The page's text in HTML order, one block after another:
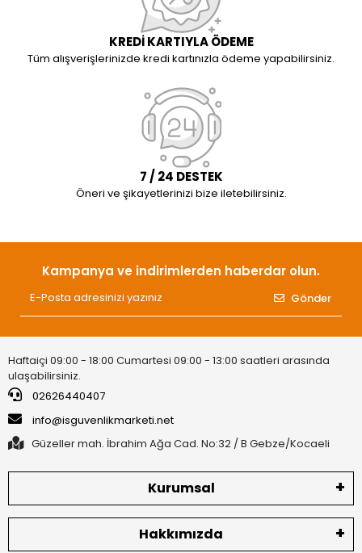
KREDİ KARTIYLA ÖDEME
Tüm alışverişlerinizde kredi kartınızla ödeme yapabilirsiniz.
7 / 24 DESTEK
Öneri ve şikayetlerinizi bize iletebilirsiniz.
Kampanya ve indirimlerden haberdar olun.
Gönder
Haftaiçi 09:00 - 18:00 Cumartesi 09:00 - 13:00 saatleri arasında
ulaşabilirsiniz.
02626440407
info@isguvenlikmarketi.net
Güzeller mah. İbrahim Ağa Cad. No:32 / B Gebze/Kocaeli
Kurumsal
Hakkımızda